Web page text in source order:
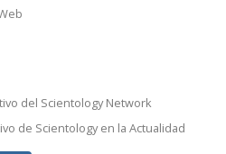
del Scientology Network
de Scientology en la Actualidad